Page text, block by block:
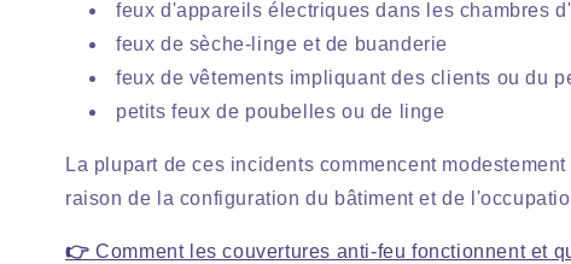
feux d'appareils électriques dans les chambres
feux de sèche-linge et de buanderie
feux de vêtements impliquant des clients ou du
petits feux de poubelles ou de linge
La plupart de ces incidents commencent
raison de la configuration du bâtiment et de
👉Comment les couvertures anti-feu fonctionnent et